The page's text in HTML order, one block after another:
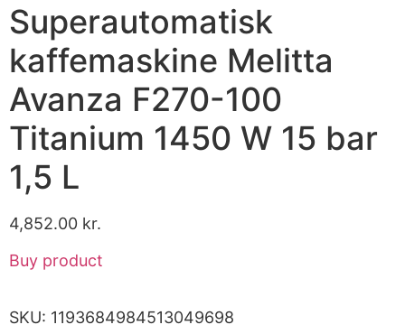
Superautomatisk
kaffemaskine Melitta
Avanza F270-100
Titanium 1450 W 15 bar
1,5 L
4,852.00 kr.
Buy product
SKU: 1193684984513049698